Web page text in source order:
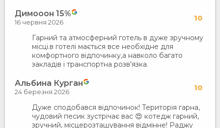
Димооон 15% 10
16 червня 2026
Гарний та атмосферний готель в дуже зручному
місці.в готелі мається все необхідне для
комфортного відпочинку,а навколо багато
закладів і транспортна розв'язка.
Альбина Курган 10
24 березня 2026
Дуже сподобався відпочинок! Територія гарна,
чудовий песик зустрічає вас 😍 котедж гарний,
зручний, місцерозташування відмінне! Раджу